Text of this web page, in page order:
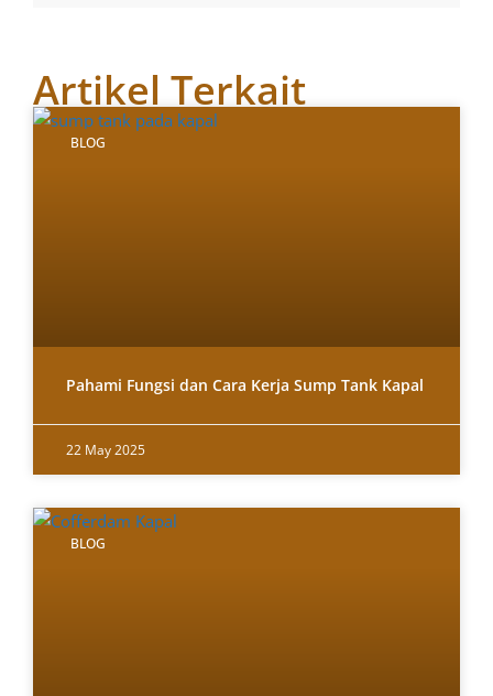
Artikel Terkait
BLOG
Pahami Fungsi dan Cara Kerja Sump Tank Kapal
22 May 2025
BLOG